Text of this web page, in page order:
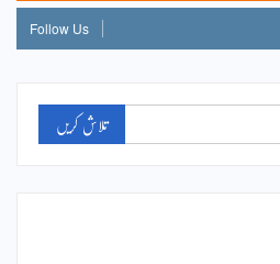
Follow Us